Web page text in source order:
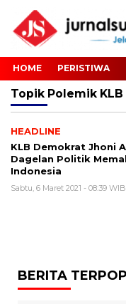
HOME PERISTIWA
Topik Polemik KLB
HEADLINE
KLB Demokrat Jhoni
Dagelan Politik
Indonesia
Sabtu, 6 Maret 2021 - 08:39 WIB
BERITA